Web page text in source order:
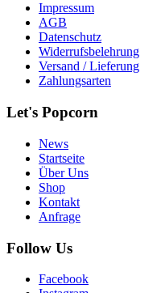
Impressum
AGB
Datenschutz
Widerrufsbelehrung
Versand / Lieferung
Zahlungsarten
Let's Popcorn
News
Startseite
Über Uns
Shop
Kontakt
Anfrage
Follow Us
Facebook